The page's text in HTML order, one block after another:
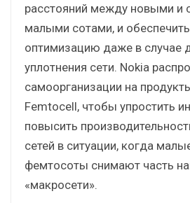
расстояний между новыми и
малыми сотами, и
оптимизацию даже в случае
уплотнения сети. Nokia
самоорганизации на
Femtocell, чтобы упростить
повысить
сетей в ситуации, когда
фемтосоты снимают часть
«макросети».